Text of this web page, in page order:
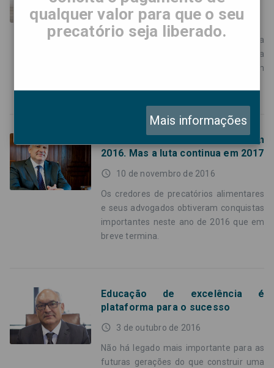
access_time 2 de dezembro de 2016
A aprovação da PEC nº 233/16 foi a
conquista mais importante alcançada
pelos credores de precatórios em
Precatórios: houve avanços em
2016. Mas a luta continua em 2017
access_time 10 de novembro de 2016
Os credores de precatórios alimentares
e seus advogados obtiveram conquistas
importantes neste ano de 2016 que em
breve termina.
Educação de excelência é
plataforma para o sucesso
access_time 3 de outubro de 2016
Não há legado mais importante para as
futuras gerações do que construir uma
qualquer valor para que o seu
precatório seja liberado.
Mais informações